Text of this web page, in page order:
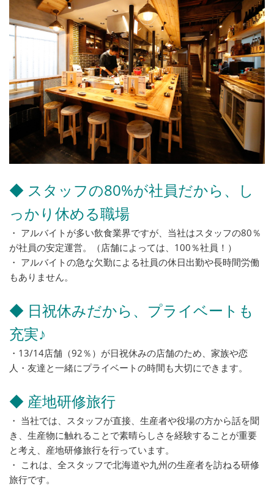
◆ スタッフの80%が社員だから、し
っかり休める職場
・ アルバイトが多い飲食業界ですが、当社はスタッフの80％
が社員の安定運営。（店舗によっては、100％社員！）
・ アルバイトの急な欠勤による社員の休日出勤や長時間労働
もありません。
◆ 日祝休みだから、プライベートも
充実♪
・13/14店舗（92％）が日祝休みの店舗のため、家族や恋
人・友達と一緒にプライベートの時間も大切にできます。
◆ 産地研修旅行
・ 当社では、スタッフが直接、生産者や役場の方から話を聞
き、生産物に触れることで素晴らしさを経験することが重要
と考え、産地研修旅行を行っています。
・ これは、全スタッフで北海道や九州の生産者を訪ねる研修
旅行です。